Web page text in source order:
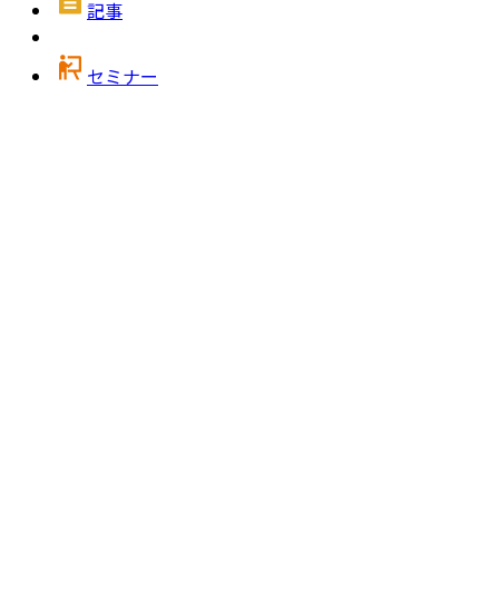
記事
セミナー